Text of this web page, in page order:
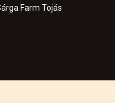
Farm Tojás